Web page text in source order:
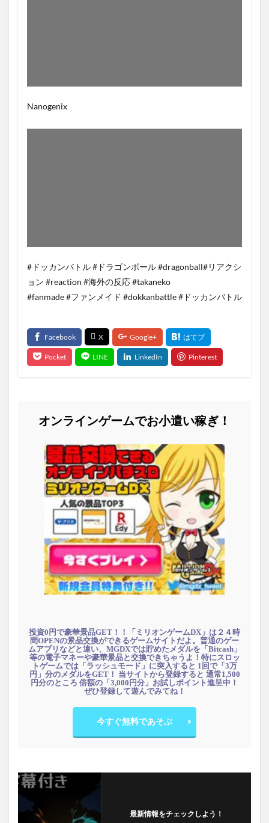
Nanogenix
#ドッカンバトル #ドラゴンボール #dragonball#リアクシ
ョン #reaction #海外の反応 #takaneko
#fanmade #ファンメイド #dokkanbattle #ドッカンバトル
オンラインゲームでお小遣い稼ぎ！
投資0円で豪華景品GET！！「ミリオンゲームDX」は２４時
間OPENの景品交換ができるゲームサイトだよ。普通のゲー
ムアプリなどと違い、MGDXでは貯めたメダルを「Bitcash」
等の電子マネーや豪華景品と交換できちゃうよ！特にスロッ
トゲームでは「ラッシュモード」に突入すると 1回で「3万
円」分のメダルをGET！ 当サイトから登録すると 通常1,500
円分のところ 倍額の「3,000円分」お試しポイント進呈中！
ぜひ登録して遊んでみてね！
今すぐ無料であそぶ
最新情報をチェックしよう！